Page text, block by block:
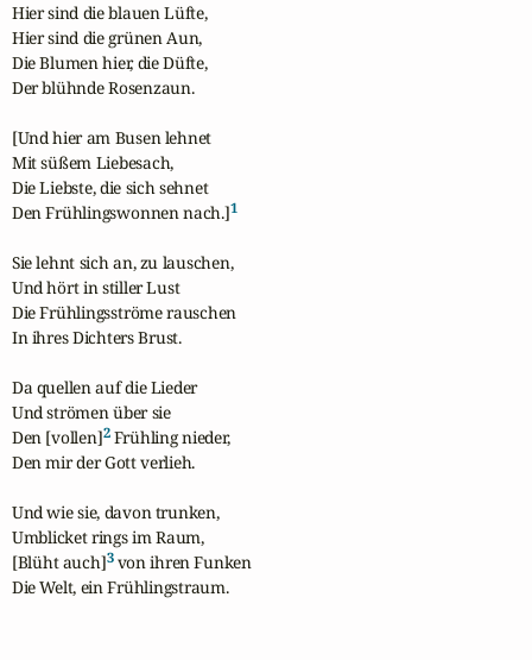
Hier sind die blauen Lüfte,
Hier sind die grünen Aun,
Die Blumen hier, die Düfte,
Der blühnde Rosenzaun.
[Und hier am Busen lehnet
Mit süßem Liebesach,
Die Liebste, die sich sehnet
Den Frühlingswonnen nach.]1
Sie lehnt sich an, zu lauschen,
Und hört in stiller Lust
Die Frühlingsströme rauschen
In ihres Dichters Brust.
Da quellen auf die Lieder
Und strömen über sie
Den [vollen]2 Frühling nieder,
Den mir der Gott verlieh.
Und wie sie, davon trunken,
Umblicket rings im Raum,
[Blüht auch]3 von ihren Funken
Die Welt, ein Frühlingstraum.